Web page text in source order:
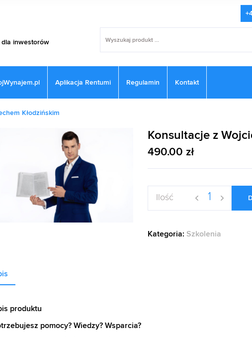
dla inwestorów
Aplikacja Rentumi Regulamin Kontakt
Kłodzińskim
Konsultacje z
490.00 zł
Ilość
Kategoria: Szkolenia
produktu
pomocy? Wiedzy? Wsparcia?